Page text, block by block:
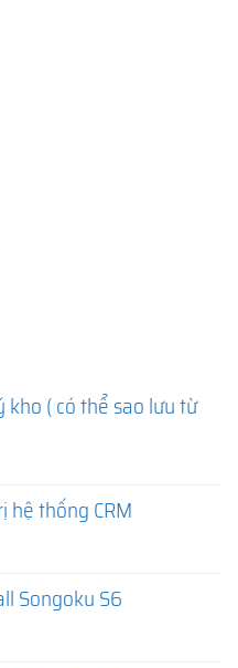
( có thể sao lưu từ
hệ thống CRM
Songoku S6